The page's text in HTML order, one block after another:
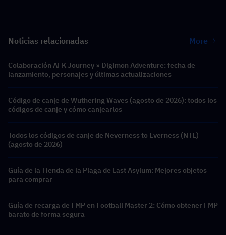
Noticias relacionadas More
Colaboración AFK Journey × Digimon Adventure: fecha de
lanzamiento, personajes y últimas actualizaciones
Código de canje de Wuthering Waves (agosto de 2026): todos los
códigos de canje y cómo canjearlos
Todos los códigos de canje de Neverness to Everness (NTE)
(agosto de 2026)
Guía de la Tienda de la Plaga de Last Asylum: Mejores objetos
para comprar
Guía de recarga de FMP en Football Master 2: Cómo obtener FMP
barato de forma segura